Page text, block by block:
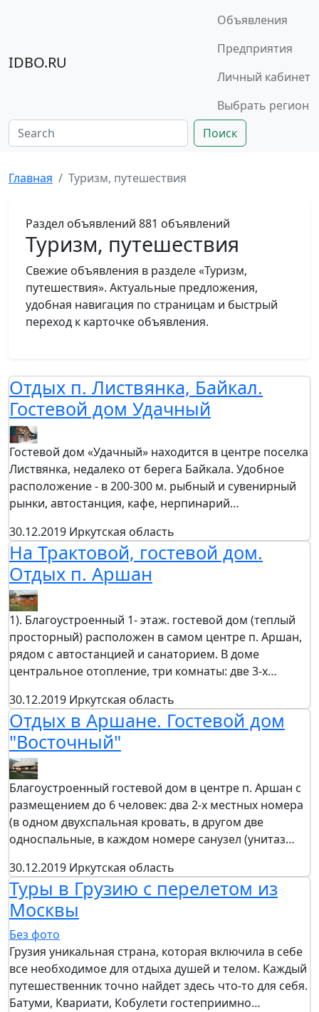
IDBO.RU
Объявления
Предприятия
Личный кабинет
Выбрать регион
Поиск
Главная Туризм, путешествия
Раздел объявлений 881 объявлений
Туризм, путешествия
Свежие объявления в разделе «Туризм,
путешествия». Актуальные предложения,
удобная навигация по страницам и быстрый
переход к карточке объявления.
Отдых п. Листвянка, Байкал.
Гостевой дом Удачный
Гостевой дом «Удачный» находится в центре поселка
Листвянка, недалеко от берега Байкала. Удобное
расположение - в 200-300 м. рыбный и сувенирный
рынки, автостанция, кафе, нерпинарий…
30.12.2019 Иркутская область
На Трактовой, гостевой дом.
Отдых п. Аршан
1). Благоустроенный 1- этаж. гостевой дом (теплый
просторный) расположен в самом центре п. Аршан,
рядом с автостанцией и санаторием. В доме
центральное отопление, три комнаты: две 3-х…
30.12.2019 Иркутская область
Отдых в Аршане. Гостевой дом
"Восточный"
Благоустроенный гостевой дом в центре п. Аршан с
размещением до 6 человек: два 2-х местных номера
(в одном двухспальная кровать, в другом две
односпальные, в каждом номере санузел (унитаз…
30.12.2019 Иркутская область
Туры в Грузию с перелетом из
Москвы
Без фото
Грузия уникальная страна, которая включила в себе
все необходимое для отдыха душей и телом. Каждый
путешественник точно найдет здесь что-то для себя.
Батуми, Квариати, Кобулети гостеприимно…